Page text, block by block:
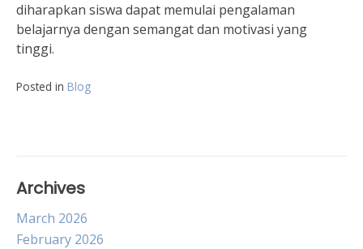
diharapkan siswa dapat memulai pengalaman
belajarnya dengan semangat dan motivasi yang
tinggi.
Posted in Blog
Archives
March 2026
February 2026